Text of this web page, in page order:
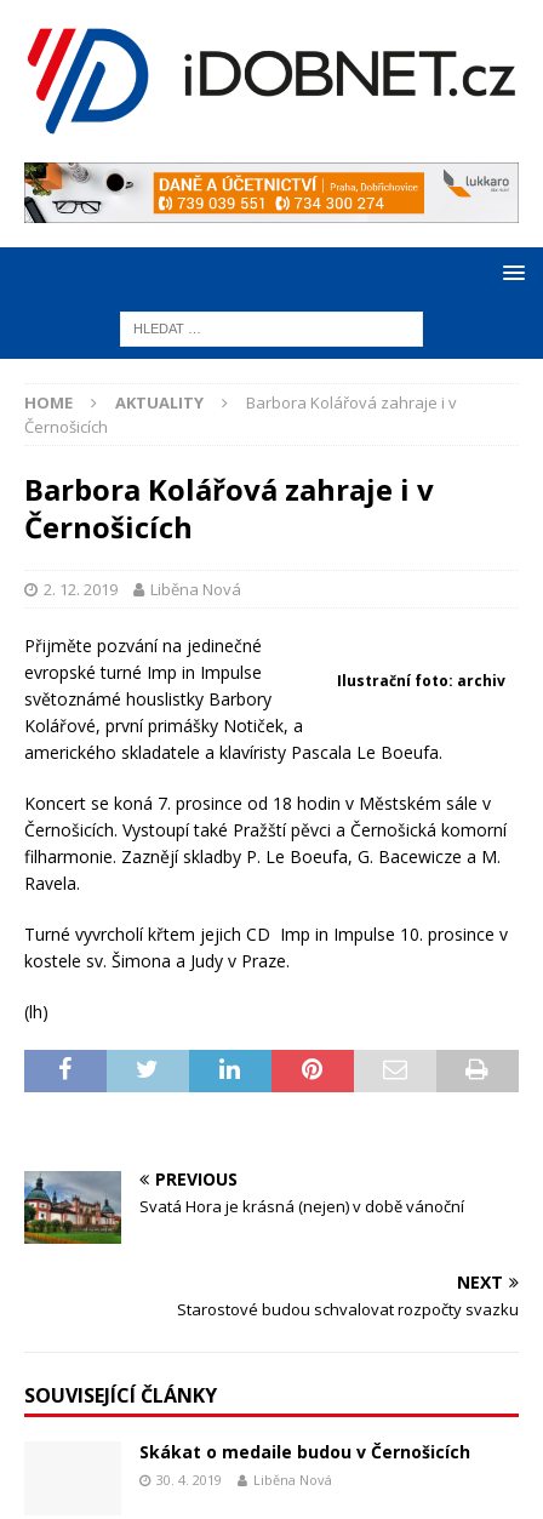
HOME AKTUALITY
Barbora Kolářová zahraje i v
Černošicích
Barbora Kolářová zahraje i v
Černošicích
2. 12. 2019 Liběna Nová
Ilustrační foto: archiv
Přijměte pozvání na jedinečné
evropské turné Imp in Impulse
světoznámé houslistky Barbory
Kolářové, první primášky Notiček, a
amerického skladatele a klavíristy Pascala Le Boeufa.
Koncert se koná 7. prosince od 18 hodin v Městském sále v
Černošicích. Vystoupí také Pražští pěvci a Černošická komorní
filharmonie. Zaznějí skladby P. Le Boeufa, G. Bacewicze a M.
Ravela.
Turné vyvrcholí křtem jejich CD Imp in Impulse 10. prosince v
kostele sv. Šimona a Judy v Praze.
(lh)
PREVIOUS
Svatá Hora je krásná (nejen) v době vánoční
NEXT
Starostové budou schvalovat rozpočty svazku
SOUVISEJÍCÍ ČLÁNKY
Skákat o medaile budou v Černošicích
30. 4. 2019 Liběna Nová